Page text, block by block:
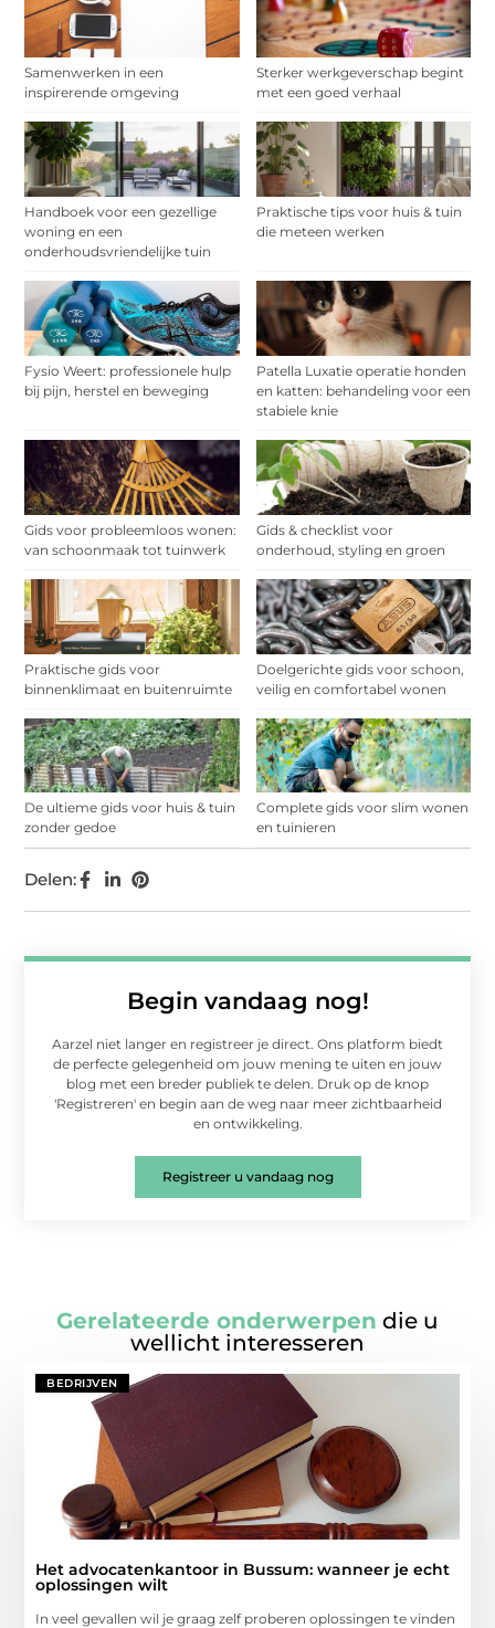
Samenwerken in een
inspirerende omgeving
Sterker werkgeverschap begint
met een goed verhaal
Handboek voor een gezellige
woning en een
onderhoudsvriendelijke tuin
Praktische tips voor huis & tuin
die meteen werken
Fysio Weert: professionele hulp
bij pijn, herstel en beweging
Patella Luxatie operatie honden
en katten: behandeling voor een
stabiele knie
Gids voor probleemloos wonen:
van schoonmaak tot tuinwerk
Gids & checklist voor
onderhoud, styling en groen
Praktische gids voor
binnenklimaat en buitenruimte
Doelgerichte gids voor schoon,
veilig en comfortabel wonen
De ultieme gids voor huis & tuin
zonder gedoe
Complete gids voor slim wonen
en tuinieren
Begin vandaag nog!
Aarzel niet langer en registreer je direct. Ons platform biedt
de perfecte gelegenheid om jouw mening te uiten en jouw
blog met een breder publiek te delen. Druk op de knop
'Registreren' en begin aan de weg naar meer zichtbaarheid
en ontwikkeling.
Registreer u vandaag nog
Delen:
Gerelateerde onderwerpen die u
wellicht interesseren
BEDRIJVEN
Het advocatenkantoor in Bussum: wanneer je echt
oplossingen wilt
In veel gevallen wil je graag zelf proberen oplossingen te vinden